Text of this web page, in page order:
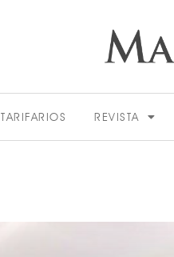
TARIFARIOS REVISTA